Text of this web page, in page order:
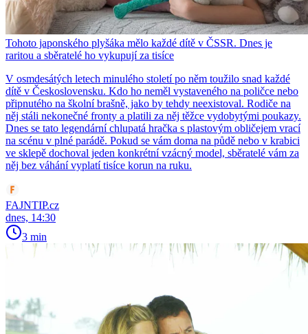
Tohoto japonského plyšáka mělo každé dítě v ČSSR. Dnes je
raritou a sběratelé ho vykupují za tisíce
V osmdesátých letech minulého století po něm toužilo snad každé
dítě v Československu. Kdo ho neměl vystaveného na poličce nebo
připnutého na školní brašně, jako by tehdy neexistoval. Rodiče na
něj stáli nekonečné fronty a platili za něj těžce vydobytými poukazy.
Dnes se tato legendární chlupatá hračka s plastovým obličejem vrací
na scénu v plné parádě. Pokud se vám doma na půdě nebo v krabici
ve sklepě dochoval jeden konkrétní vzácný model, sběratelé vám za
něj bez váhání vyplatí tisíce korun na ruku.
FAJNTIP.cz
dnes, 14:30
3 min